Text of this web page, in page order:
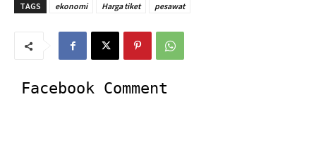
TAGS ekonomi Harga tiket pesawat
Facebook Comment